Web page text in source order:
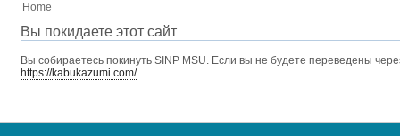
Home
Вы покидаете этот сайт
Вы собираетесь покинуть SINP MSU. Если вы не будете переведены
https://kabukazumi.com/.